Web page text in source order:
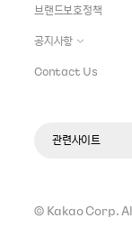
브랜드보호정책
공지사항
Contact Us
관련사이트
© Kakao Corp.